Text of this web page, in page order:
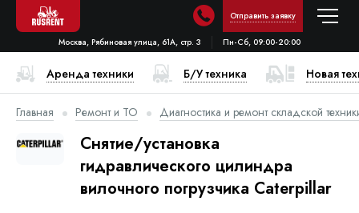
Отправить заявку
Москва, Рябиновая улица, 61А, стр. 3 Пн-Сб, 09:00-20:00
Аренда техники Б/У техника Новая
Главная Ремонт и ТО Диагностика и ремонт складской
Снятие/установка
гидравлического цилиндра
вилочного погрузчика Caterpillar